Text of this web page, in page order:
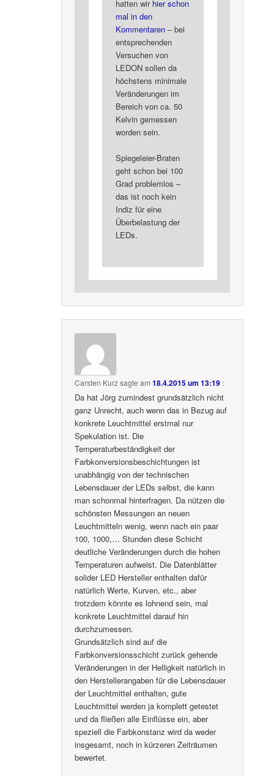
hatten wir hier schon
mal in den
Kommentaren– bei
entsprechenden
Versuchen von
LEDON sollen da
höchstens minimale
Veränderungen im
Bereich von ca. 50
Kelvin gemessen
worden sein.
Spiegeleier-Braten
geht schon bei 100
Grad problemlos –
das ist noch kein
Indiz für eine
Überbelastung der
LEDs.
Carsten Kurzsagte am18.4.2015 um 13:19 :
Da hat Jörg zumindest grundsätzlich nicht
ganz Unrecht, auch wenn das in Bezug auf
konkrete Leuchtmittel erstmal nur
Spekulation ist. Die
Temperaturbeständigkeit der
Farbkonversionsbeschichtungen ist
unabhängig von der technischen
Lebensdauer der LEDs selbst, die kann
man schonmal hinterfragen. Da nützen die
schönsten Messungen an neuen
Leuchtmitteln wenig, wenn nach ein paar
100, 1000,… Stunden diese Schicht
deutliche Veränderungen durch die hohen
Temperaturen aufweist. Die Datenblätter
solider LED Hersteller enthalten dafür
natürlich Werte, Kurven, etc., aber
trotzdem könnte es lohnend sein, mal
konkrete Leuchtmittel darauf hin
durchzumessen.
Grundsätzlich sind auf die
Farbkonversionsschicht zurück gehende
Veränderungen in der Helligkeit natürlich in
den Herstellerangaben für die Lebensdauer
der Leuchtmittel enthalten, gute
Leuchtmittel werden ja komplett getestet
und da fließen alle Einflüsse ein, aber
speziell die Farbkonstanz wird da weder
insgesamt, noch in kürzeren Zeiträumen
bewertet.